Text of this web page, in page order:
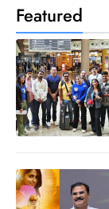
Featured